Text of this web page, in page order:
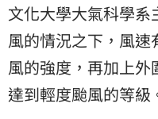
文化大學大氣科學
風的情況之下，風
風的強度，再加上
達到輕度颱風的等級